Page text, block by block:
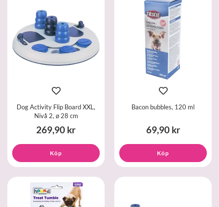
Dog Activity Flip Board XXL,
Nivå 2, ø 28 cm
269,90 kr
Köp
Bacon bubbles, 120 ml
69,90 kr
Köp